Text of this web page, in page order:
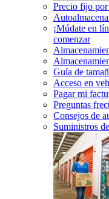
Precio fijo
¡Múdate en
comenzar
Guía de
Acceso en
Pagar mi
Preguntas
Consejos de
Suministros